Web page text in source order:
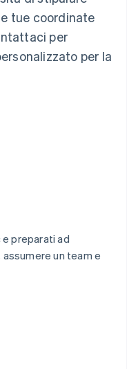
tue coordinate
per
per la
e preparati ad
un team e